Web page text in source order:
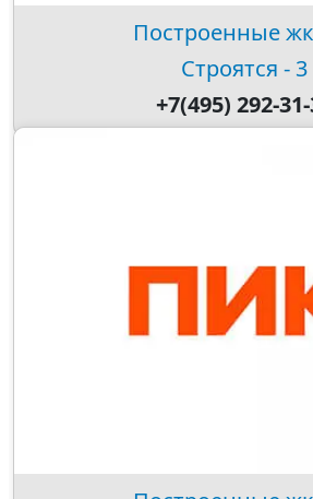
Построенные
Строятся - 3
+7(495) 292-